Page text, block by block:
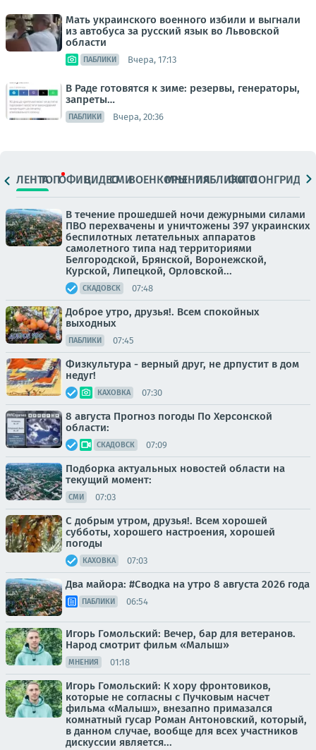
Мать украинского военного избили и выгнали
из автобуса за русский язык во Львовской
области
ПАБЛИКИ Вчера, 17:13
В Раде готовятся к зиме: резервы, генераторы,
запреты…
ПАБЛИКИ Вчера, 20:36
ЛЕНТАТОПОФИЦ.ВИДЕОСМИВОЕНКОРЫМНЕНИЯПАБЛИКИ
ФОТОЛОНГРИДЫ
В течение прошедшей ночи дежурными силами
ПВО перехвачены и уничтожены 397 украинских
беспилотных летательных аппаратов
самолетного типа над территориями
Белгородской, Брянской, Воронежской,
Курской, Липецкой, Орловской...
СКАДОВСК 07:48
Доброе утро, друзья!. Всем спокойных
выходных
ПАБЛИКИ 07:45
Физкультура - верный друг, не дрпустит в дом
недуг!
КАХОВКА 07:30
8 августа Прогноз погоды По Херсонской
области:
СКАДОВСК 07:09
Подборка актуальных новостей области на
текущий момент:
СМИ 07:03
С добрым утром, друзья!. Всем хорошей
субботы, хорошего настроения, хорошей
погоды
КАХОВКА 07:03
Два майора: #Сводка на утро 8 августа 2026 года
ПАБЛИКИ 06:54
Игорь Гомольский: Вечер, бар для ветеранов.
Народ смотрит фильм «Малыш»
МНЕНИЯ 01:18
Игорь Гомольский: К хору фронтовиков,
которые не согласны с Пучковым насчет
фильма «Малыш», внезапно примазался
комнатный гусар Роман Антоновский, который,
в данном случае, вообще для всех участников
дискуссии является...